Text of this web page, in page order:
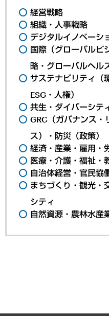
経営戦略
組織・人事戦略
デジタルイノベーシ
国際（グローバルビ
略・グローバルヘル
サステナビリティ（
ESG・人権）
共生・ダイバーシテ
GRC（ガバナンス・
ス）・防災（政策）
経済・産業・雇用・
医療・介護・福祉・
自治体経営・官民協
まちづくり・観光・
シティ
自然資源・農林水産